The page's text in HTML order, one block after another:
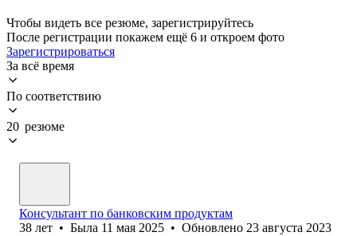
Чтобы видеть все резюме, зарегистрируйтесь
После регистрации покажем ещё 6 и откроем фото
Зарегистрироваться
За всё время
По соответствию
20 резюме
Консультант по банковским продуктам
38 лет • Была 11 мая 2025 • Обновлено 23 августа 2023